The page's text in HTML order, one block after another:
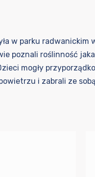
w parku
poznali roślinność
mogły
i zabrali ze